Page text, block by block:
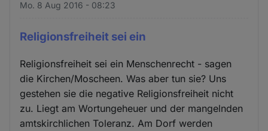
Mo. 8 Aug 2016 - 08:23
Religionsfreiheit sei ein
Religionsfreiheit sei ein Menschenrecht - sagen
die Kirchen/Moscheen. Was aber tun sie? Uns
gestehen sie die negative Religionsfreiheit nicht
zu. Liegt am Wortungeheuer und der mangelnden
amtskirchlichen Toleranz. Am Dorf werden